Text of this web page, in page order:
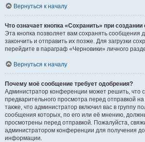
Вернуться к началу
Что означает кнопка «Сохранить» при
Эта кнопка позволяет вам сохранять сообщения
закончить и отправить их позже. Для загрузки
перейдите в параграф «Черновики» личного
Вернуться к началу
Почему моё сообщение требует одобрения?
Администратор конференции может решить, что
предварительного просмотра перед отправкой
также, что администратор включил вас в группу
сообщения которых, по его или её мнению,
просмотрены перед отправкой. Пожалуйста,
администратором конференции для получения
информации.